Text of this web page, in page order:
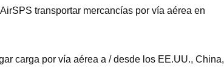
transportar mercancías por vía aérea en
carga por vía aérea a / desde los EE.UU., China,